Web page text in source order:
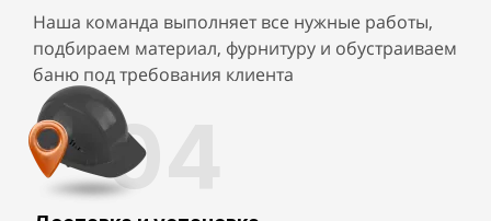
Наша команда выполняет все нужные работы,
подбираем материал, фурнитуру и обустраиваем
баню под требования клиента
04